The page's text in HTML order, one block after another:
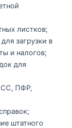
листков;
загрузки в
и налогов;
для
ПФР,
штатного